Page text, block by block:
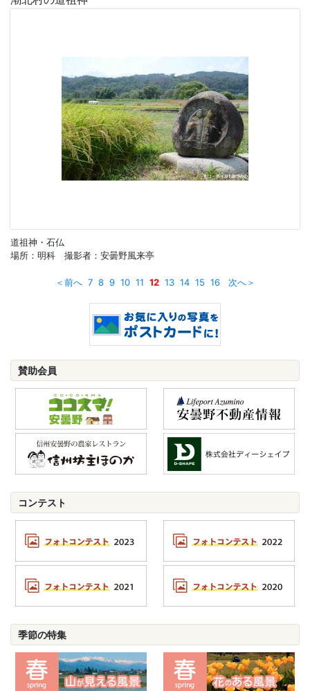
道祖神・石仏
場所：明科 撮影者：安曇野風来亭
＜前へ 7 8 9 10 11 12 13 14 15 16 次へ＞
賛助会員
コンテスト
季節の特集